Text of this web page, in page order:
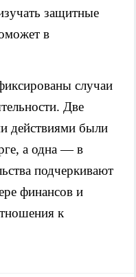
защитные
в
случаи
Две
действиями были
а одна — в
подчеркивают
финансов и
к